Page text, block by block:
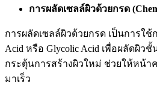
การผลัดเซลล์ผิวด้วยกรด
การผลัดเซลล์ผิวด้วยกรด เป็นการใช้
Acid หรือ Glycolic Acid เพื่อผลัดผิว
กระตุ้นการสร้างผิวใหม่ ช่วยให้หน้
มาเร็ว